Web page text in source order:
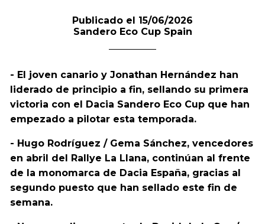
Publicado el 15/06/2026
Sandero Eco Cup Spain
- El joven canario y Jonathan Hernández han
liderado de principio a fin, sellando su primera
victoria con el Dacia Sandero Eco Cup que han
empezado a pilotar esta temporada.
- Hugo Rodríguez / Gema Sánchez, vencedores
en abril del Rallye La Llana, continúan al frente
de la monomarca de Dacia España, gracias al
segundo puesto que han sellado este fin de
semana.